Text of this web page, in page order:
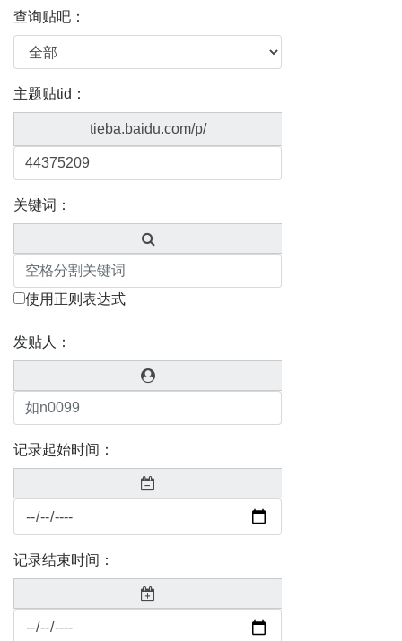
查询贴吧：
主题贴tid：
tieba.baidu.com/p/
关键词：
使用正则表达式
发贴人：
记录起始时间：
记录结束时间：